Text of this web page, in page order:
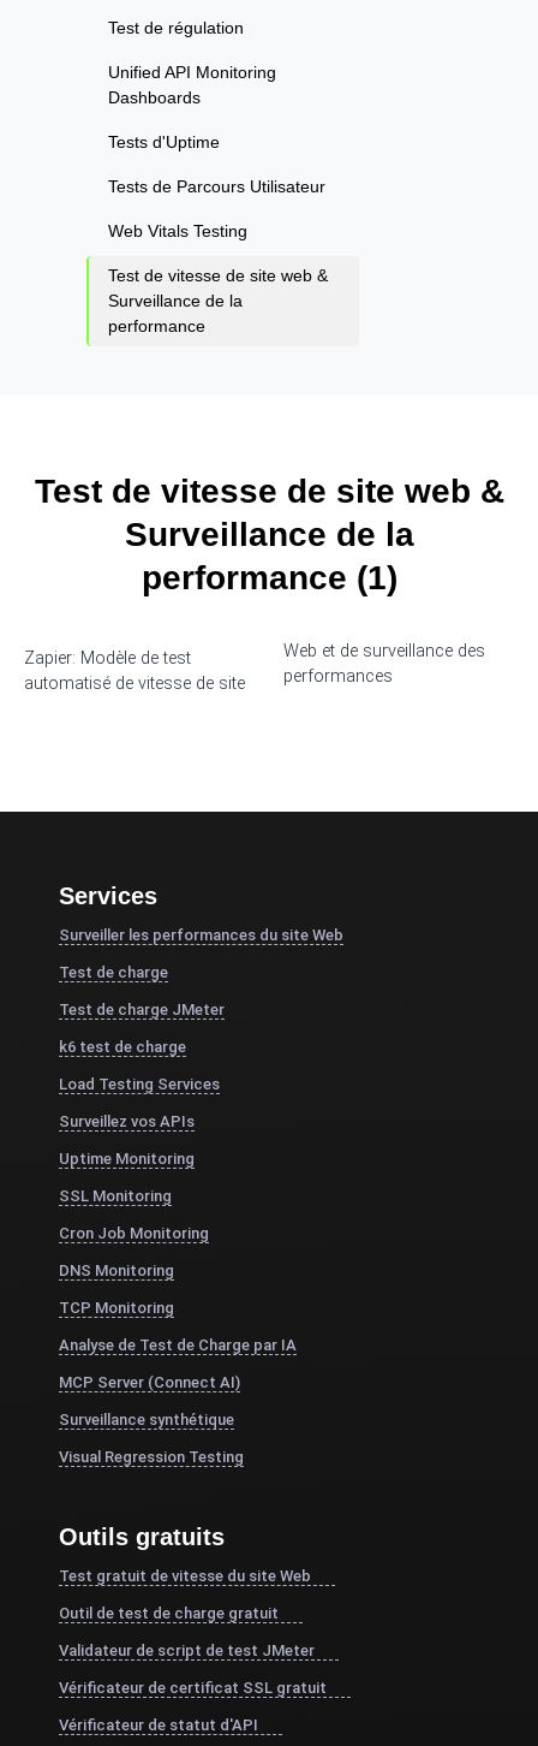
Test de régulation
Unified API Monitoring
Dashboards
Tests d'Uptime
Tests de Parcours Utilisateur
Web Vitals Testing
Test de vitesse de site web &
Surveillance de la
performance
Test de vitesse de site web &
Surveillance de la
performance (1)
Zapier: Modèle de test
automatisé de vitesse de site
Web et de surveillance des
performances
Services
Surveiller les performances du site Web
Test de charge
Test de charge JMeter
k6 test de charge
Load Testing Services
Surveillez vos APIs
Uptime Monitoring
SSL Monitoring
Cron Job Monitoring
DNS Monitoring
TCP Monitoring
Analyse de Test de Charge par IA
MCP Server (Connect AI)
Surveillance synthétique
Visual Regression Testing
Outils gratuits
Test gratuit de vitesse du site Web
Outil de test de charge gratuit
Validateur de script de test JMeter
Vérificateur de certificat SSL gratuit
Vérificateur de statut d'API